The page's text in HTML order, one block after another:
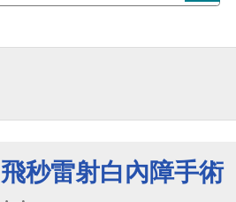
飛秒雷射白內障手術